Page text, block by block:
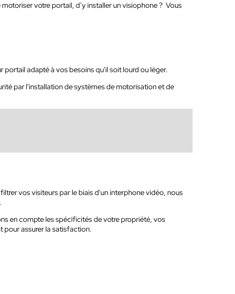
votre portail, d’y installer un visiophone ? Vous
adapté à vos besoins qu'il soit lourd ou léger.
par l'installation de systèmes de motorisation et de
vos visiteurs par le biais d'un interphone vidéo, nous
en compte les spécificités de votre propriété, vos
pour assurer la satisfaction.